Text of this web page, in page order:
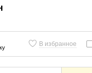
В избранное